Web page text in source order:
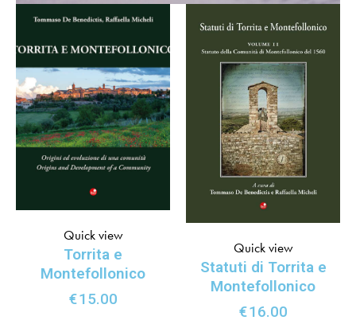
Torrita e
Montefollonico
€15.00
Quick view
Statuti di Torrita e
Montefollonico
€16.00
Quick view